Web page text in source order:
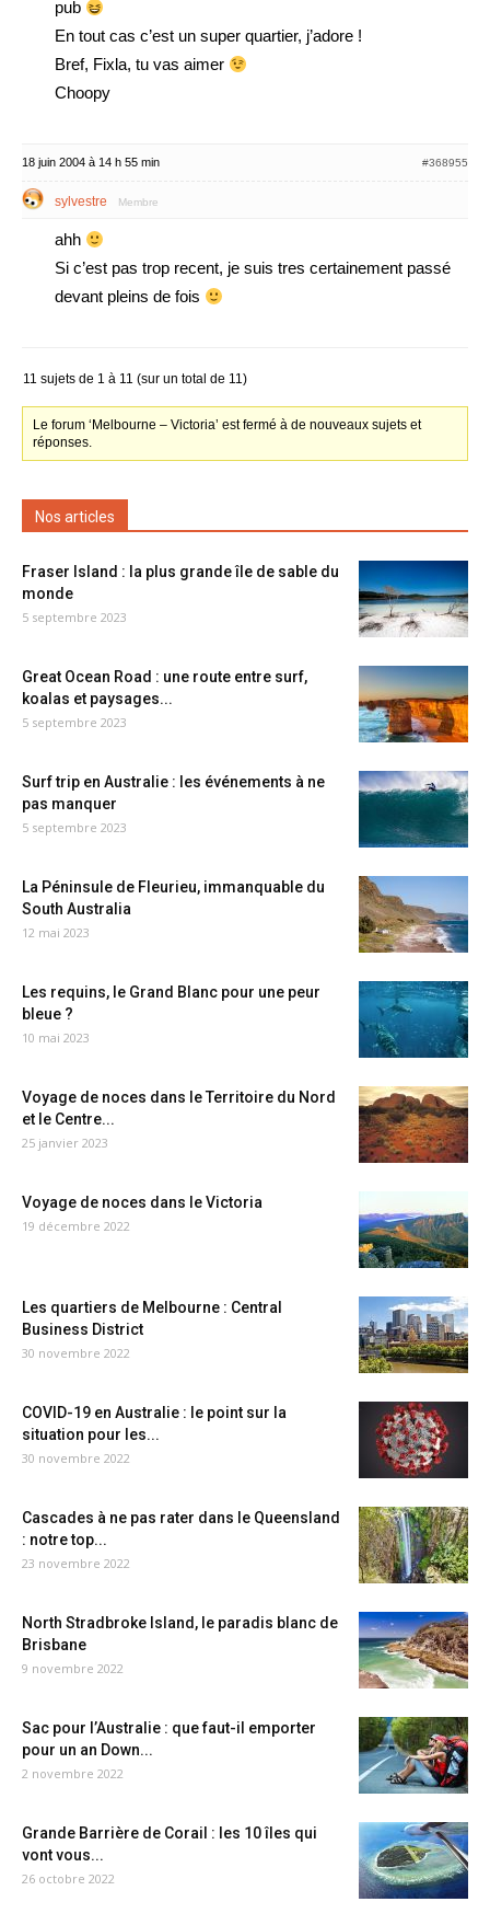
pub
En tout cas c’est un super quartier, j’adore !
Bref, Fixla, tu vas aimer
Choopy
18 juin 2004 à 14 h 55 min #368955
sylvestre Membre
ahh
Si c’est pas trop recent, je suis tres certainement passé
devant pleins de fois
11 sujets de 1 à 11 (sur un total de 11)
Le forum ‘Melbourne – Victoria’ est fermé à de nouveaux sujets et
réponses.
Nos articles
Fraser Island : la plus grande île de sable du
monde
5 septembre 2023
Great Ocean Road : une route entre surf,
koalas et paysages...
5 septembre 2023
Surf trip en Australie : les événements à ne
pas manquer
5 septembre 2023
La Péninsule de Fleurieu, immanquable du
South Australia
12 mai 2023
Les requins, le Grand Blanc pour une peur
bleue ?
10 mai 2023
Voyage de noces dans le Territoire du Nord
et le Centre...
25 janvier 2023
Voyage de noces dans le Victoria
19 décembre 2022
Les quartiers de Melbourne : Central
Business District
30 novembre 2022
COVID-19 en Australie : le point sur la
situation pour les...
30 novembre 2022
Cascades à ne pas rater dans le Queensland
: notre top...
23 novembre 2022
North Stradbroke Island, le paradis blanc de
Brisbane
9 novembre 2022
Sac pour l’Australie : que faut-il emporter
pour un an Down...
2 novembre 2022
Grande Barrière de Corail : les 10 îles qui
vont vous...
26 octobre 2022